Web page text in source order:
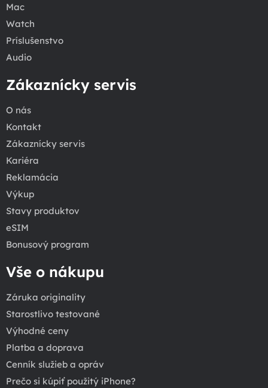
Mac
Watch
Príslušenstvo
Audio
Zákaznícky servis
O nás
Kontakt
Zákaznícky servis
Kariéra
Reklamácia
Výkup
Stavy produktov
eSIM
Bonusový program
Vše o nákupu
Záruka originality
Starostlivo testované
Výhodné ceny
Platba a doprava
Cenník služieb a opráv
Prečo si kúpiť použitý iPhone?